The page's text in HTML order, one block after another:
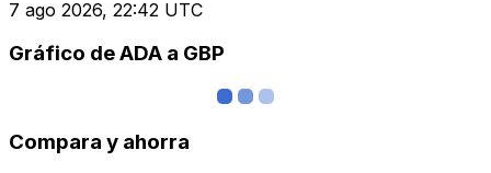
7 ago 2026, 22:42 UTC
Gráfico de ADA a GBP
Compara y ahorra